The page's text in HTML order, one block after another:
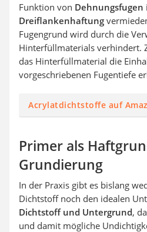
Funktion von Dehnungsfugen
Dreiflankenhaftung
Fugengrund wird durch die
Hinterfüllmaterials verhindert.
das Hinterfüllmaterial die
vorgeschriebenen Fugentiefe
Acrylatdichtstoffe auf
Primer als
Grundierung
In der Praxis gibt es bislang
Dichtstoff noch den idealen
Dichtstoff und Untergrund,
und damit mögliche